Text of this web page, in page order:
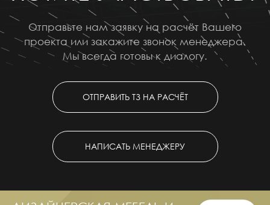
Отправьте нам заявку на расчёт Вашего
проекта или закажите звонок менеджера.
Мы всегда готовы к диалогу.
ОТПРАВИТЬ ТЗ НА РАСЧЁТ
НАПИСАТЬ МЕНЕДЖЕРУ